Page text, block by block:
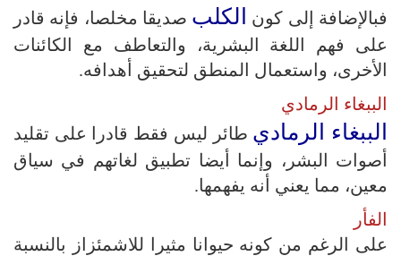
فبالإضافة إلى كون
الكلب صديقا مخلصا، فإنه قادر
على فهم اللغة البشرية، والتعاطف مع الكائنات
الأخرى، واستعمال المنطق لتحقيق أهدافه.
الببغاء الرمادي
الببغاء الرمادي طائر ليس فقط قادرا على تقليد
أصوات البشر، وإنما أيضا تطبيق لغاتهم في سياق
معين، مما يعني أنه يفهمها.
الفأر
على الرغم من كونه حيوانا مثيرا للاشمئزاز بالنسبة